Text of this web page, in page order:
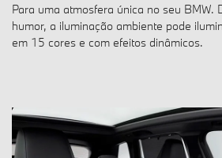
Para uma atmosfera única no seu BMW.
humor, a iluminação ambiente pode
em 15 cores e com efeitos dinâmicos.